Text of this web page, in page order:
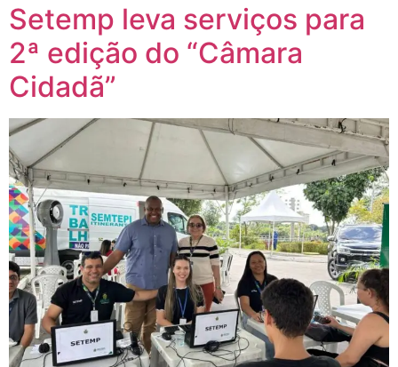
Setemp leva serviços para
2ª edição do “Câmara
Cidadã”